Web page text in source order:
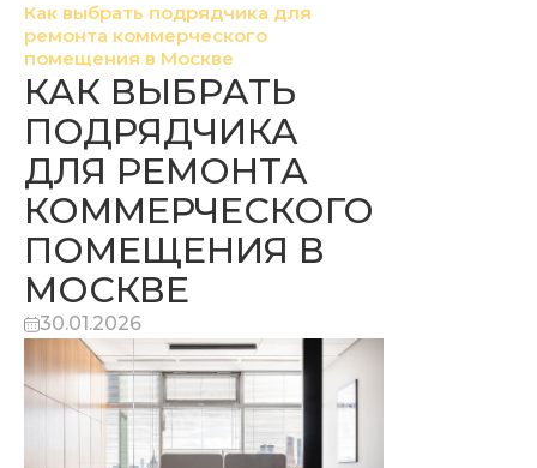
Как выбрать подрядчика для
ремонта коммерческого
помещения в Москве
КАК ВЫБРАТЬ
ПОДРЯДЧИКА
ДЛЯ РЕМОНТА
КОММЕРЧЕСКОГО
ПОМЕЩЕНИЯ В
МОСКВЕ
30.01.2026